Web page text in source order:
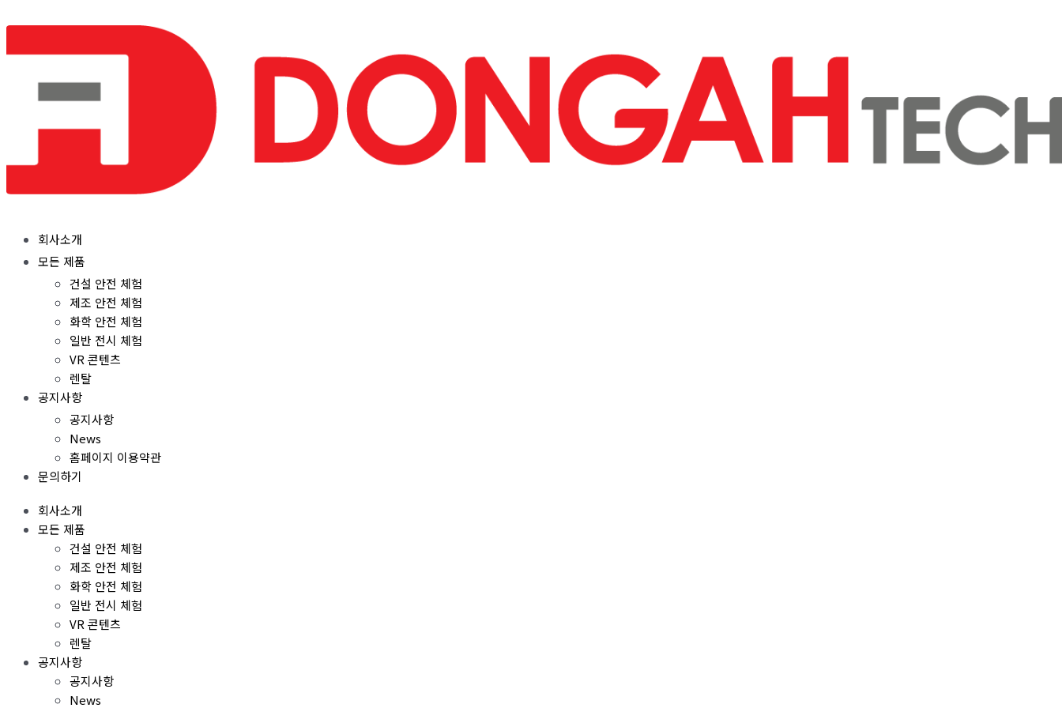
텐
회사소개
모든 제품
건설 안전 체험
제조 안전 체험
화학 안전 체험
일반 전시 체험
VR 콘텐츠
렌탈
공지사항
공지사항
News
홈페이지 이용약관
문의하기
회사소개
모든 제품
건설 안전 체험
제조 안전 체험
화학 안전 체험
일반 전시 체험
VR 콘텐츠
렌탈
공지사항
공지사항
News